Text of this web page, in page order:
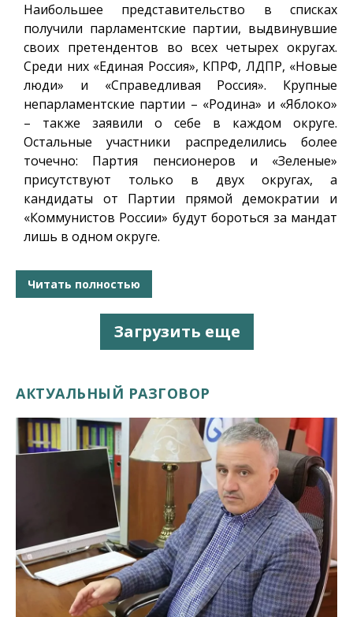
Наибольшее представительство в списках
получили парламентские партии, выдвинувшие
своих претендентов во всех четырех округах.
Среди них «Единая Россия», КПРФ, ЛДПР, «Новые
люди» и «Справедливая Россия». Крупные
непарламентские партии – «Родина» и «Яблоко»
– также заявили о себе в каждом округе.
Остальные участники распределились более
точечно: Партия пенсионеров и «Зеленые»
присутствуют только в двух округах, а
кандидаты от Партии прямой демократии и
«Коммунистов России» будут бороться за мандат
лишь в одном округе.
Читать полностью
Загрузить еще
АКТУАЛЬНЫЙ РАЗГОВОР